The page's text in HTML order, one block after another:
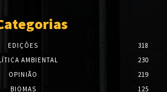
EDIÇÕES
318
AMBIENTAL
230
OPINIÃO
219
BIOMAS
125